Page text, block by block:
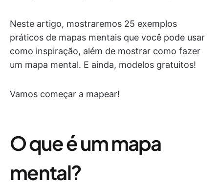
Neste artigo, mostraremos 25 exemplos
práticos de mapas mentais que você pode usar
como inspiração, além de mostrar como fazer
um mapa mental. E ainda, modelos gratuitos!
Vamos começar a mapear!
O que é um mapa
mental?